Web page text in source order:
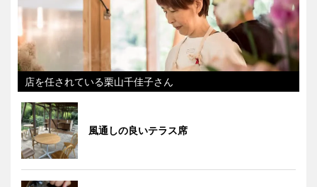
店を任されている栗山千佳子さん
風通しの良いテラス席